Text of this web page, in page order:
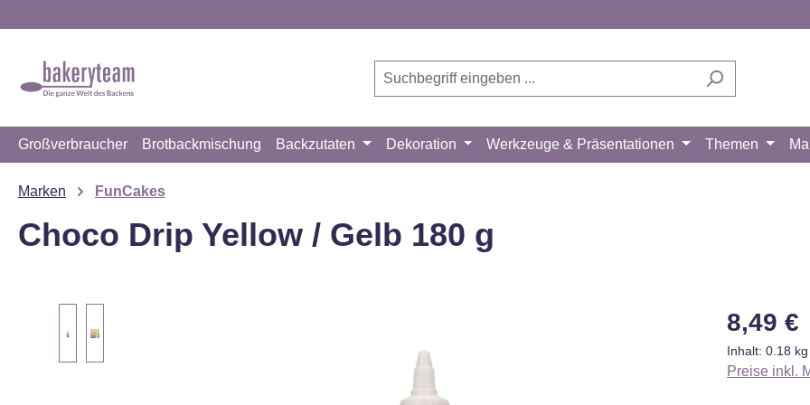
Großverbraucher Brotbackmischung Backzutaten Dekoration Werkzeuge & Präsentationen Themen
Marken FunCakes
Choco Drip Yellow / Gelb 180 g
Regulärer
8,49 €
Inhalt: 0.18 kg
Preise inkl.